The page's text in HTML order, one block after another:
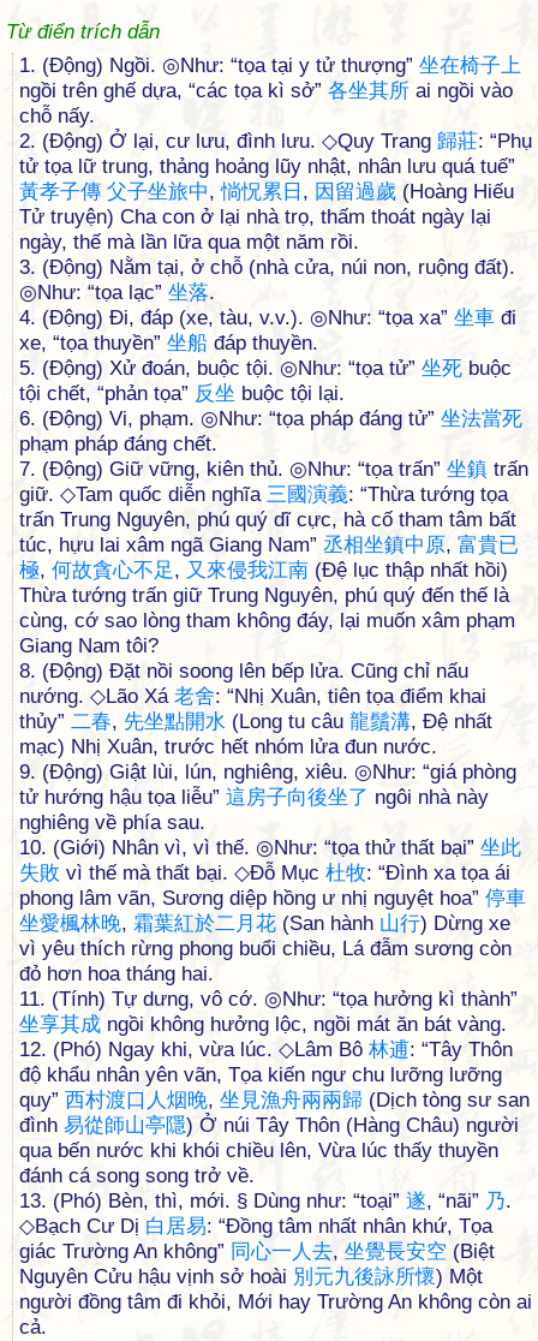
Từ điển trích dẫn
1. (Động) Ngồi. ◎Như: “tọa tại y tử thượng” 坐在椅子上
ngồi trên ghế dựa, “các tọa kì sở” 各坐其所 ai ngồi vào
chỗ nấy.
2. (Động) Ở lại, cư lưu, đình lưu. ◇Quy Trang 歸莊: “Phụ
tử tọa lữ trung, thảng hoảng lũy nhật, nhân lưu quá tuế”
黃孝子傳 父子坐旅中,惝怳累 日 , 因 留過歲 (Hoàng Hiếu
Tử truyện) Cha con ở lại nhà trọ, thấm thoát ngày lại
ngày, thế mà lần lữa qua một năm rồi.
3. (Động) Nằm tại, ở chỗ (nhà cửa, núi non, ruộng đất).
◎Như: “tọa lạc” 坐落.
4. (Động) Đi, đáp (xe, tàu, v.v.). ◎Như: “tọa xa” 坐車 đi
xe, “tọa thuyền” 坐船 đáp thuyền.
5. (Động) Xử đoán, buộc tội. ◎Như: “tọa tử” 坐死 buộc
tội chết, “phản tọa” 反坐 buộc tội lại.
6. (Động) Vi, phạm. ◎Như: “tọa pháp đáng tử” 坐法當死
phạm pháp đáng chết.
7. (Động) Giữ vững, kiên thủ. ◎Như: “tọa trấn” 坐鎮 trấn
giữ. ◇Tam quốc diễn nghĩa 三國演義: “Thừa tướng tọa
trấn Trung Nguyên, phú quý dĩ cực, hà cố tham tâm bất
túc, hựu lai xâm ngã Giang Nam” 丞相坐鎮中 原, 富貴已
極, 何故貪心不足, 又 來侵我江南 (Đệ lục thập nhất hồi)
Thừa tướng trấn giữ Trung Nguyên, phú quý đến thế là
cùng, cớ sao lòng tham không đáy, lại muốn xâm phạm
Giang Nam tôi?
8. (Động) Đặt nồi soong lên bếp lửa. Cũng chỉ nấu
nướng. ◇Lão Xá 老舍: “Nhị Xuân, tiên tọa điểm khai
thủy” 二春, 先坐點開水 (Long tu câu 龍鬚溝, Đệ nhất
mạc) Nhị Xuân, trước hết nhóm lửa đun nước.
9. (Động) Giật lùi, lún, nghiêng, xiêu. ◎Như: “giá phòng
tử hướng hậu tọa liễu” 這房子向後坐了 ngôi nhà này
nghiêng về phía sau.
10. (Giới) Nhân vì, vì thế. ◎Như: “tọa thử thất bại” 坐此
失敗 vì thế mà thất bại. ◇Đỗ Mục 杜牧: “Đình xa tọa ái
phong lâm vãn, Sương diệp hồng ư nhị nguyệt hoa” 停車
坐愛楓林晚, 霜葉紅於二 月 花 (San hành 山行) Dừng xe
vì yêu thích rừng phong buổi chiều, Lá đẫm sương còn
đỏ hơn hoa tháng hai.
11. (Tính) Tự dưng, vô cớ. ◎Như: “tọa hưởng kì thành”
坐享其成 ngồi không hưởng lộc, ngồi mát ăn bát vàng.
12. (Phó) Ngay khi, vừa lúc. ◇Lâm Bô 林逋: “Tây Thôn
độ khẩu nhân yên vãn, Tọa kiến ngư chu lưỡng lưỡng
quy” 西村渡口 人烟晚, 坐 見漁舟兩兩歸 (Dịch tòng sư san
đình 易從師山亭隱) Ở núi Tây Thôn (Hàng Châu) người
qua bến nước khi khói chiều lên, Vừa lúc thấy thuyền
đánh cá song song trở về.
13. (Phó) Bèn, thì, mới. § Dùng như: “toại” 遂, “nãi” 乃.
◇Bạch Cư Dị 白 居易: “Đồng tâm nhất nhân khứ, Tọa
giác Trường An không” 同心一 人去, 坐覺長安空 (Biệt
Nguyên Cửu hậu vịnh sở hoài 別 元九後詠所懷) Một
người đồng tâm đi khỏi, Mới hay Trường An không còn ai
cả.